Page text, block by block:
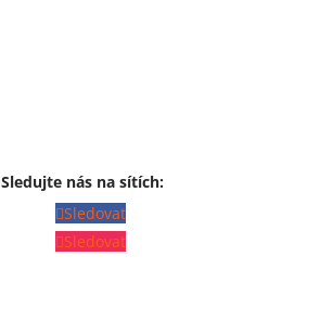
Sledujte nás na sítích:
Sledovat
Sledovat